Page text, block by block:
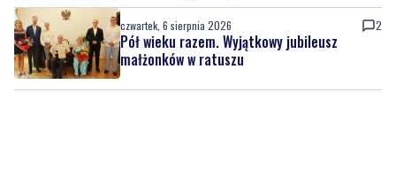
czwartek, 6 sierpnia 2026 2
Pół wieku razem. Wyjątkowy jubileusz
małżonków w ratuszu